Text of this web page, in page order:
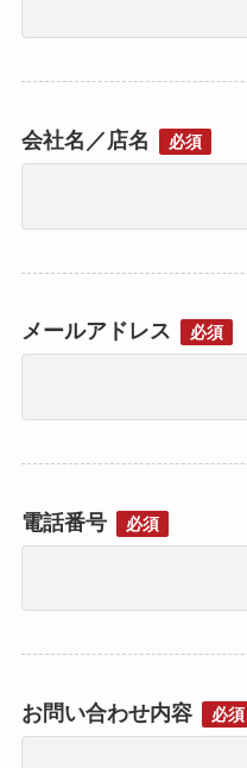
会社名／店名 必須
メールアドレス 必須
電話番号 必須
お問い合わせ内容 必須